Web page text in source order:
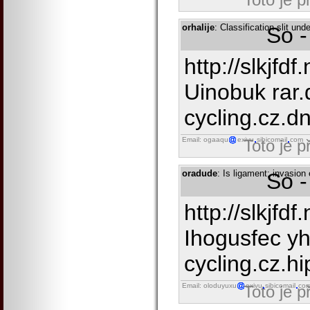
orhalije: Classification slit
So
http://
Uinobuk
Email: ogaaqu exivu sibicomail com
Toto je
oradude: Is ligament; invasion
So
http://
Ihogusfec
Email: oloduyuxu exivu sibicomail
Toto je